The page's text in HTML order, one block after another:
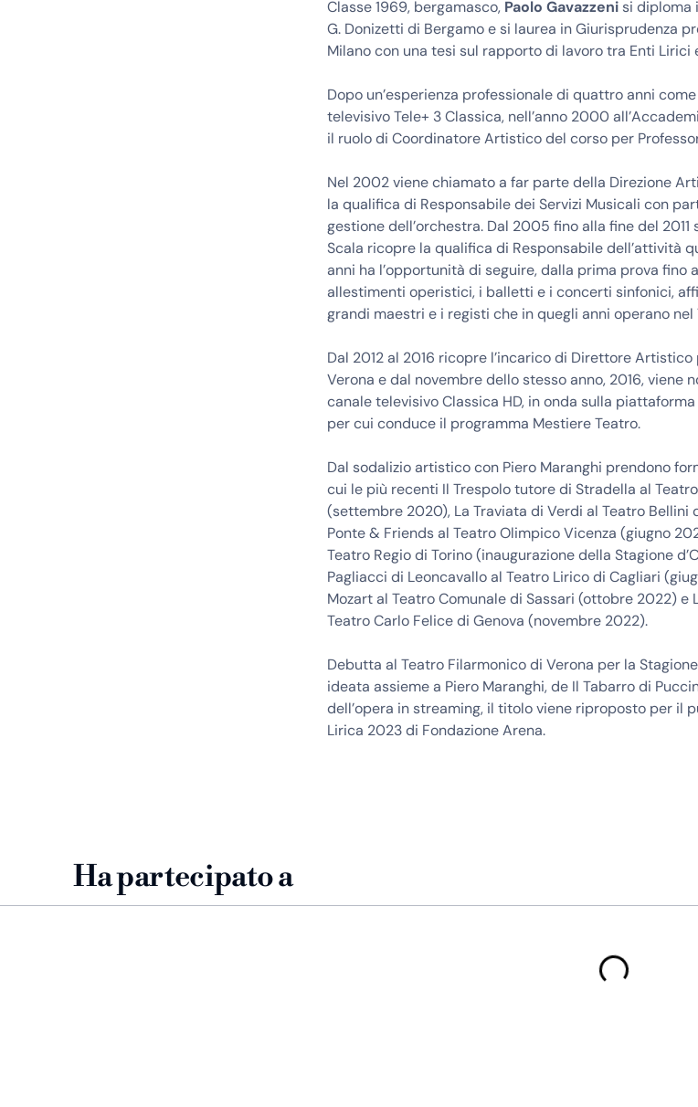
Classe 1969, bergamasco, Paolo Gavazzeni si diploma
G. Donizetti di Bergamo e si laurea in Giurisprudenza
Milano con una tesi sul rapporto di lavoro tra Enti Lirici
Dopo un’esperienza professionale di quattro anni
televisivo Tele+ 3 Classica, nell’anno 2000
il ruolo di Coordinatore Artistico del corso per
Nel 2002 viene chiamato a far parte della Direzione
la qualifica di Responsabile dei Servizi Musicali con
gestione dell’orchestra. Dal 2005 fino alla fine del
Scala ricopre la qualifica di Responsabile dell’attività
anni ha l’opportunità di seguire, dalla prima prova fino
allestimenti operistici, i balletti e i concerti sinfonici,
grandi maestri e i registi che in quegli anni operano nel
Dal 2012 al 2016 ricopre l’incarico di Direttore
Verona e dal novembre dello stesso anno, 2016, viene
canale televisivo Classica HD, in onda sulla piattaforma
per cui conduce il programma Mestiere Teatro.
Dal sodalizio artistico con Piero Maranghi prendono
cui le più recenti Il Trespolo tutore di Stradella al
(settembre 2020), La Traviata di Verdi al Teatro Bellini
Ponte & Friends al Teatro Olimpico Vicenza (giugno
Teatro Regio di Torino (inaugurazione della Stagione
Pagliacci di Leoncavallo al Teatro Lirico di Cagliari
Mozart al Teatro Comunale di Sassari (ottobre 2022) e
Teatro Carlo Felice di Genova (novembre 2022).
Debutta al Teatro Filarmonico di Verona per la
ideata assieme a Piero Maranghi, de Il Tabarro di
dell’opera in streaming, il titolo viene riproposto per il
Lirica 2023 di Fondazione Arena.
Ha partecipato a